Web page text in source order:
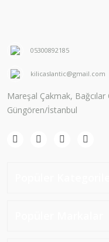
05300892185
kilicaslantic@gmail.com
Mareşal Çakmak,
Güngören/İstanbul